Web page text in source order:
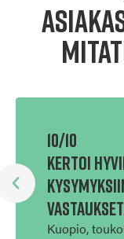
10/10
Kertoi
Kuopio,